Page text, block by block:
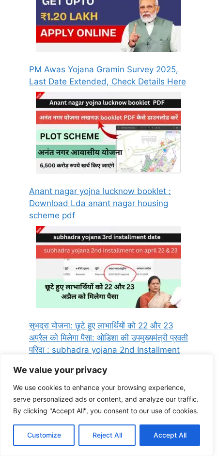
We value your privacy
We use cookies to enhance your browsing experience,
serve personalized ads or content, and analyze our traffic.
By clicking "Accept All", you consent to our use of cookies.
Customize Reject All Accept All
PM Awas Yojana Gramin Survey 2025,
Last Date Extended, Check Details Here
Anant nagar yojna lucknow booklet :
Download Lda anant nagar housing
scheme pdf
सुभद्रा योजना: छूटे हुए लाभार्थियों को 22 और 23
अप्रैल को मिलेगा पैसा: ओडिशा की उपमुख्यमंत्री प्रवती
परिदा : subhadra yojana 2nd Installment